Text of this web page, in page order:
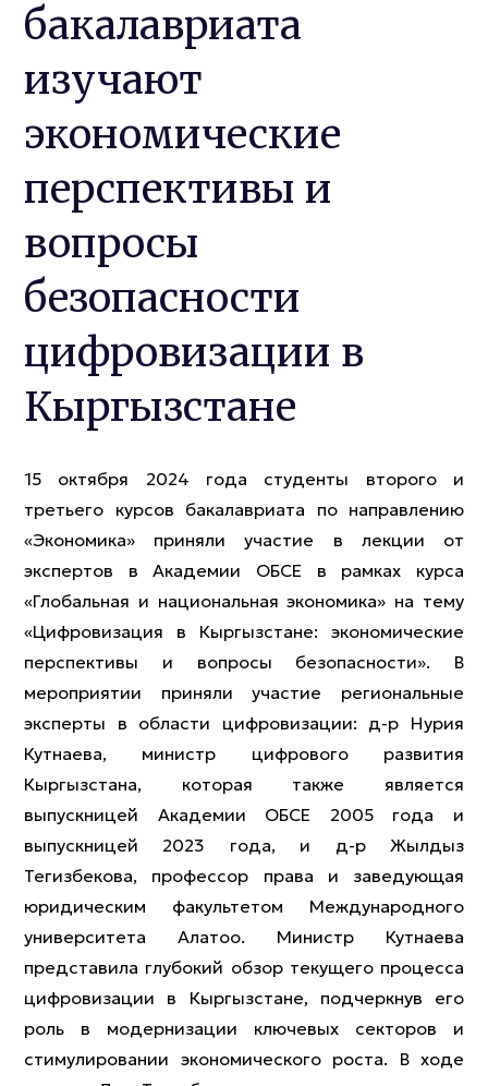
бакалавриата
изучают
экономические
перспективы и
вопросы
безопасности
цифровизации в
Кыргызстане
15 октября 2024 года студенты второго и
третьего курсов бакалавриата по направлению
«Экономика» приняли участие в лекции от
экспертов в Академии ОБСЕ в рамках курса
«Глобальная и национальная экономика» на тему
«Цифровизация в Кыргызстане: экономические
перспективы и вопросы безопасности». В
мероприятии приняли участие региональные
эксперты в области цифровизации: д-р Нурия
Кутнаева, министр цифрового развития
Кыргызстана, которая также является
выпускницей Академии ОБСЕ 2005 года и
выпускницей 2023 года, и д-р Жылдыз
Тегизбекова, профессор права и заведующая
юридическим факультетом Международного
университета Алатоо. Министр Кутнаева
представила глубокий обзор текущего процесса
цифровизации в Кыргызстане, подчеркнув его
роль в модернизации ключевых секторов и
стимулировании экономического роста. В ходе